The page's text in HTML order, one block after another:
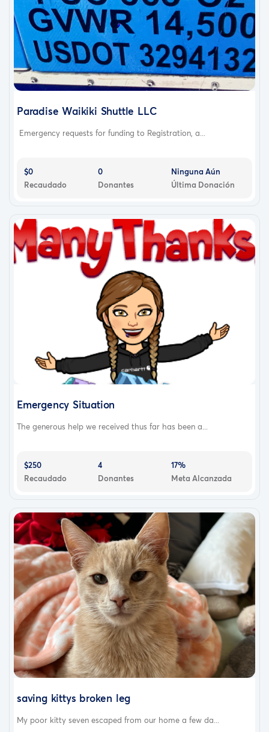
Paradise Waikiki Shuttle LLC
Emergency requests for funding to Registration, a...
$0
Recaudado
0
Donantes
Ninguna Aún
Última Donación
Emergency Situation
The generous help we received thus far has been a...
$250
Recaudado
4
Donantes
17%
Meta Alcanzada
saving kittys broken leg
My poor kitty seven escaped from our home a few da...